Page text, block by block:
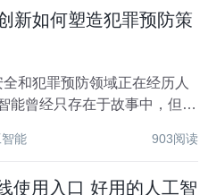
新如何塑造犯罪预防策
和犯罪预防领域正在经历人
能曾经只存在于故事中，但现
具正在引领这一转变，标志
智能 903阅读
使用入口 好用的人工智